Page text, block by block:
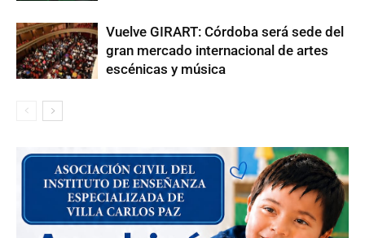
Vuelve GIRART: Córdoba será sede del
gran mercado internacional de artes
escénicas y música